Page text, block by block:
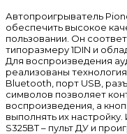
Автопроигрыватель
обеспечить высокое
пользовании. Он
типоразмеру 1DIN и
Для воспроизведения
реализованы
Bluetooth, порт USB,
символов позволяет
воспроизведения, а
выполнять их
S325BT – пульт ДУ и